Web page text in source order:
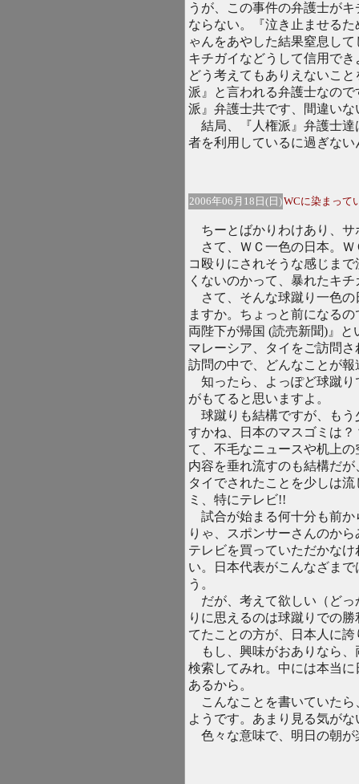
うが、この事件の弁護士が
ならない。『泣き止ませる
ゃんをあやした結果窒息し
キチガイなどうして信用で
どう考えてもありえないこ
派』と言われる弁護士なの
派』弁護士共です、間違いな
結局、『人権派』弁護士達
者を利用しているに過ぎない
2006年06月18日(日)WCに染まって
ちーとばかりわけあり、サ
さて、ＷＣ一色の日本。Ｗ
コ殴りにされそうな感じま
くないのかって、暴れたキ
さて、そんな球蹴り一色の
ますか。ちょっと前になる
両陛下が帰国 (読売新聞)』
マレーシア、タイをご訪問
訪問の中で、どんなことが
知ったら、よっぽど球蹴り
がもてると思いますよ。
球蹴りも結構ですが、もう
すかね、日本のマスゴミは
て、不毛なニュースや机上
内容を垂れ流すのも結構だ
タイでされたことを少しは
ミ、特にテレビ!!
試合が始まる何十分も前か
りゃ、スポンサーさんのか
テレビを買っていただかな
い。日本代表がこんなざま
う。
だが、考えて欲しい（どっ
りに思えるのは球蹴りでの
てたことの方が、日本人に
もし、興味がおありなら、
検索してみれ。中には本当
あるから。
こんなことを書いていたら
ようです。あまり見る気が
色々な意味で、明日の朝が